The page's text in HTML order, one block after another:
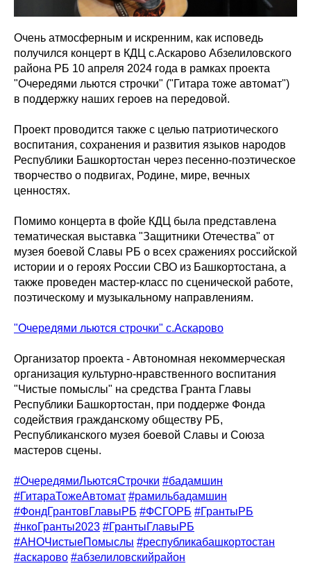
Очень атмосферным и искренним, как исповедь
получился концерт в КДЦ с.Аскарово Абзелиловского
района РБ 10 апреля 2024 года в рамках проекта
"Очередями льются строчки" ("Гитара тоже автомат")
в поддержку наших героев на передовой.
Проект проводится также с целью патриотического
воспитания, сохранения и развития языков народов
Республики Башкортостан через песенно-поэтическое
творчество о подвигах, Родине, мире, вечных
ценностях.
Помимо концерта в фойе КДЦ была представлена
тематическая выставка "Защитники Отечества" от
музея боевой Славы РБ о всех сражениях российской
истории и о героях России СВО из Башкортостана, а
также проведен мастер-класс по сценической работе,
поэтическому и музыкальному направлениям.
"Очередями льются строчки" с.Аскарово
Организатор проекта - Автономная некоммерческая
организация культурно-нравственного воспитания
"Чистые помыслы" на средства Гранта Главы
Республики Башкортостан, при поддерже Фонда
содействия гражданскому обществу РБ,
Республиканского музея боевой Славы и Союза
мастеров сцены.
#ОчередямиЛьютсяСтрочки #бадамшин
#ГитараТожеАвтомат #рамильбадамшин
#ФондГрантовГлавыРБ #ФСГОРБ #ГрантыРБ
#нкоГранты2023 #ГрантыГлавыРБ
#АНОЧистыеПомыслы #республикабашкортостан
#аскарово #абзелиловскийрайон